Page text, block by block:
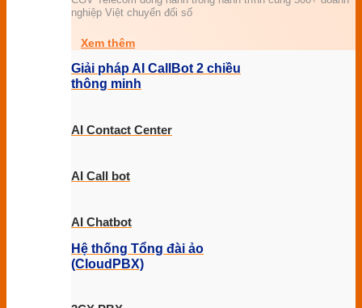
nghiệp Việt chuyển đổi số
Xem thêm
Giải pháp AI CallBot 2 chiều
thông minh
AI Contact Center
AI Call bot
AI Chatbot
Hệ thống Tổng đài ảo
(CloudPBX)